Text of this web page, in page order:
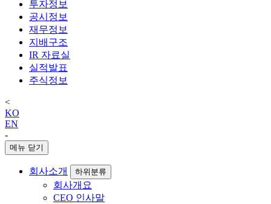
투자정보
공시정보
재무정보
지배구조
IR 자료실
실적발표
주식정보
<
KO
EN
-
메뉴 닫기
회사소개 하위분류
회사개요
CEO 인사말